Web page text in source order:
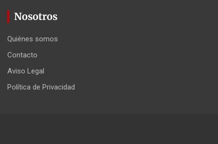
Nosotros
Quiénes somos
Contacto
Aviso Legal
Política de Privacidad